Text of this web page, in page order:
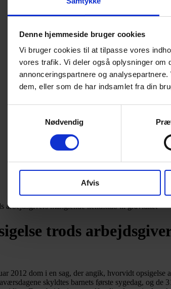
Denne hjemmeside bruger cookies
Vi bruger cookies til at tilpasse vores
vores trafik. Vi deler også oplysninger om
annonceringspartnere og
dem, eller som de har indsamlet fra din
Nødvendig
Afvis
arbejdsgivers manglende kendskab til graviditet
trods
2012 dom i en sag, der angik, hvorvidt
skyldtes barnets første sygedag, og